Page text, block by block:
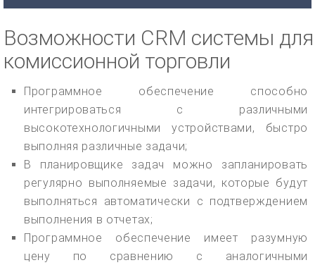
Возможности CRM системы для
комиссионной торговли
Программное обеспечение способно
интегрироваться с различными
высокотехнологичными устройствами, быстро
выполняя различные задачи;
В планировщике задач можно запланировать
регулярно выполняемые задачи, которые будут
выполняться автоматически с подтверждением
выполнения в отчетах;
Программное обеспечение имеет разумную
цену по сравнению с аналогичными